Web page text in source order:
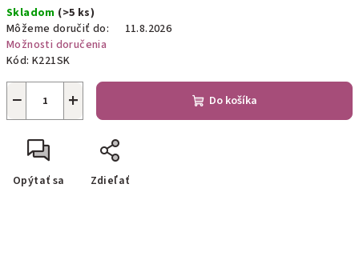
cena:
Skladom (>5 ks)
Môžeme doručiť do:
11.8.2026
Možnosti doručenia
Kód: K221SK
+
− Do košíka
Opýtať sa Zdieľať